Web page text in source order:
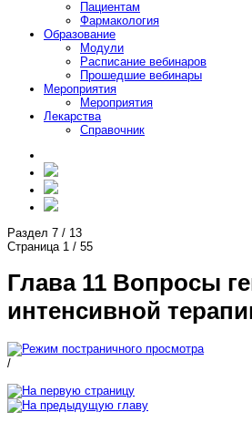
Пациентам
Фармакология
Образование
Модули
Расписание вебинаров
Прошедшие вебинары
Мероприятия
Мероприятия
Лекарства
Справочник
Раздел 7 / 13
Страница 1 / 55
Глава 11 Вопросы
интенсивной
/